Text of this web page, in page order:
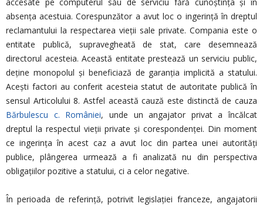
accesate pe computerul său de serviciu fără cunoştinţa şi în
absenţa acestuia. Corespunzător a avut loc o ingerinţă în dreptul
reclamantului la respectarea vieţii sale private. Compania este o
entitate publică, supravegheată de stat, care desemnează
directorul acesteia. Această entitate prestează un serviciu public,
deţine monopolul şi beneficiază de garanţia implicită a statului.
Aceşti factori au conferit acesteia statut de autoritate publică în
sensul Articolului 8. Astfel această cauză este distinctă de cauza
Bărbulescu c. României, unde un angajator privat a încălcat
dreptul la respectul vieţii private şi corespondenţei. Din moment
ce ingerinţa în acest caz a avut loc din partea unei autorităţi
publice, plângerea urmează a fi analizată nu din perspectiva
obligaţiilor pozitive a statului, ci a celor negative.
În perioada de referinţă, potrivit legislaţiei franceze, angajatorii